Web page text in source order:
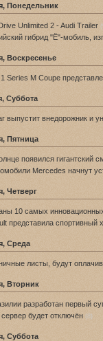
Понедельник
Unlimited 2 - Audi Trailer
гибрид "Ё"-мобиль,
Воскресенье
1 Series M Coupe
Суббота
выпустит внедорожник и
Пятница
появился гигантский
Mercedes начнут
Четверг
10 самых
представила спортивный
Среда
листы, будут
Вторник
разработан первый
будет отключён (8)
Суббота